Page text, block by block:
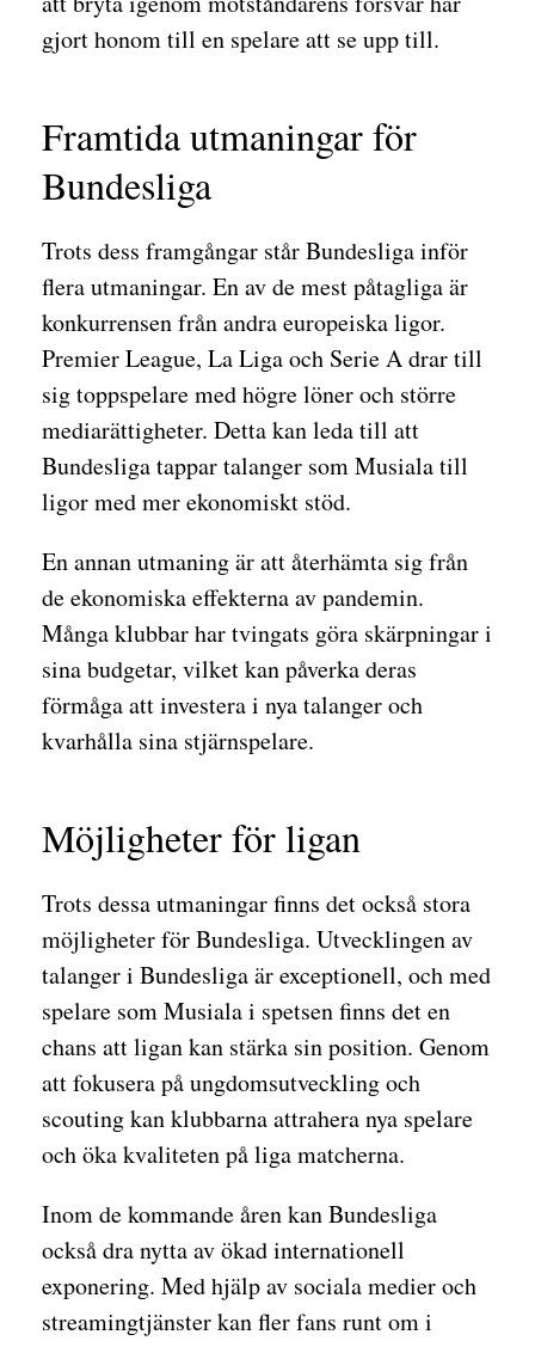
gjort honom till en spelare att se upp till.
Framtida utmaningar för
Bundesliga
Trots dess framgångar står Bundesliga inför
flera utmaningar. En av de mest påtagliga är
konkurrensen från andra europeiska ligor.
Premier League, La Liga och Serie A drar till
sig toppspelare med högre löner och större
mediarättigheter. Detta kan leda till att
Bundesliga tappar talanger som Musiala till
ligor med mer ekonomiskt stöd.
En annan utmaning är att återhämta sig från
de ekonomiska effekterna av pandemin.
Många klubbar har tvingats göra skärpningar i
sina budgetar, vilket kan påverka deras
förmåga att investera i nya talanger och
kvarhålla sina stjärnspelare.
Möjligheter för ligan
Trots dessa utmaningar finns det också stora
möjligheter för Bundesliga. Utvecklingen av
talanger i Bundesliga är exceptionell, och med
spelare som Musiala i spetsen finns det en
chans att ligan kan stärka sin position. Genom
att fokusera på ungdomsutveckling och
scouting kan klubbarna attrahera nya spelare
och öka kvaliteten på liga matcherna.
Inom de kommande åren kan Bundesliga
också dra nytta av ökad internationell
exponering. Med hjälp av sociala medier och
streamingtjänster kan fler fans runt om i